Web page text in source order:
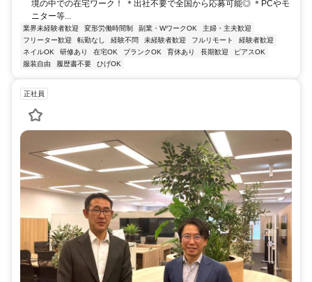
境の中での在宅ワーク！ ＊出社不要で全国から応募可能◎ ＊PCやモ
ニター等...
業界未経験者歓迎 変形労働時間制 副業・WワークOK
主婦・主夫歓迎
フリーター歓迎
転勤なし 経験不問 未経験者歓迎 フルリモート
経験者歓迎
ネイルOK
研修あり 在宅OK ブランクOK 育休あり 長期歓迎
ピアスOK
服装自由
履歴書不要 ひげOK
正社員